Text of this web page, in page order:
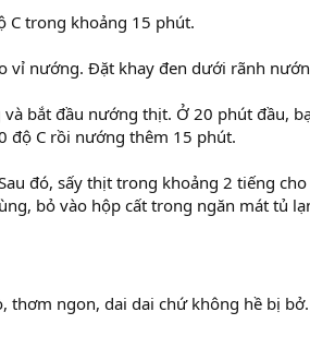
C trong khoảng 15 phút.
vỉ nướng. Đặt khay đen dưới rãnh
bắt đầu nướng thịt. Ở 20 phút đầu,
độ C rồi nướng thêm 15 phút.
đó, sấy thịt trong khoảng 2 tiếng
bỏ vào hộp cất trong ngăn mát tủ
thơm ngon, dai dai chứ không hề bị